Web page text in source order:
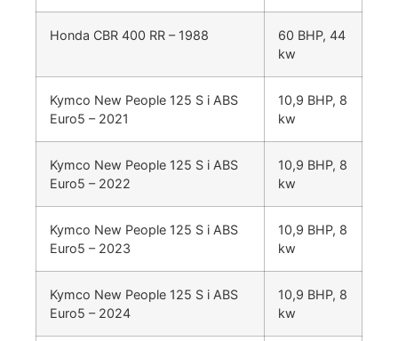
Honda CBR 400 RR – 1988
60 BHP, 44
kw
Kymco New People 125 S i ABS
Euro5 – 2021
10,9 BHP, 8
kw
Kymco New People 125 S i ABS
Euro5 – 2022
10,9 BHP, 8
kw
Kymco New People 125 S i ABS
Euro5 – 2023
10,9 BHP, 8
kw
Kymco New People 125 S i ABS
Euro5 – 2024
10,9 BHP, 8
kw